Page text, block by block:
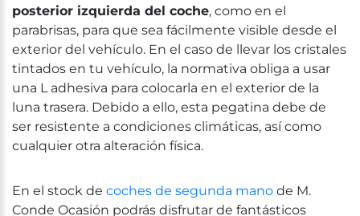
posterior izquierda del coche, como en el
parabrisas, para que sea fácilmente visible desde el
exterior del vehículo. En el caso de llevar los cristales
tintados en tu vehículo, la normativa obliga a usar
una L adhesiva para colocarla en el exterior de la
luna trasera. Debido a ello, esta pegatina debe de
ser resistente a condiciones climáticas, así como
cualquier otra alteración física.
En el stock de coches de segunda mano de M.
Conde Ocasión podrás disfrutar de fantásticos